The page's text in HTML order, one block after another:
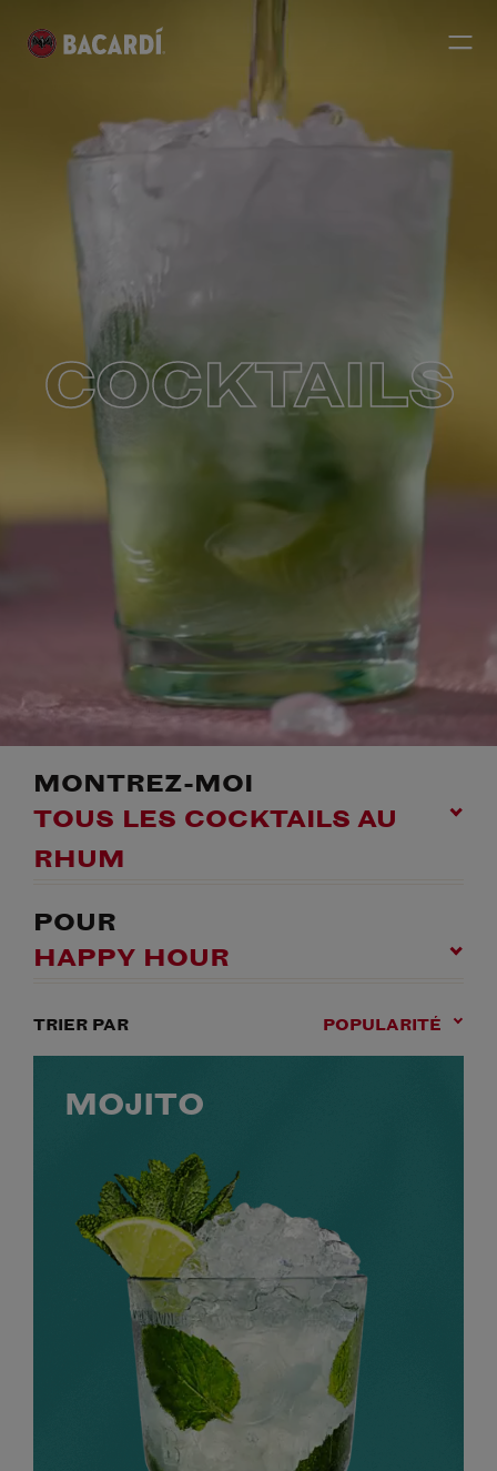
COCKTAILS
MONTREZ-MOI
TOUS LES COCKTAILS AU
RHUM
POUR
HAPPY HOUR
TRIER PAR POPULARITÉ
MOJITO